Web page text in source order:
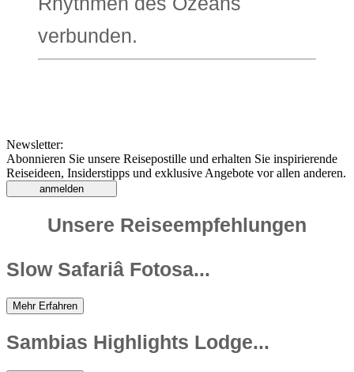
verbunden.
Newsletter:
Abonnieren Sie unsere Reisepostille und erhalten Sie inspirierende
Reiseideen, Insiderstipps und exklusive Angebote vor allen anderen.
anmelden
Unsere Reiseempfehlungen
Slow Safariâ Fotosa...
Mehr Erfahren
Sambias Highlights Lodge...